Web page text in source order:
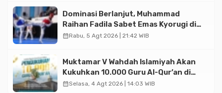
Dominasi Berlanjut, Muhammad
Raihan Fadila Sabet Emas Kyorugi di
Asian Taekwondo Indonesia Open
calendar_monthRabu, 5 Agt 2026 | 21:42 WIB
Muktamar V Wahdah Islamiyah Akan
Kukuhkan 10.000 Guru Al-Qur’an di
Masjid Istiqlal
calendar_monthSelasa, 4 Agt 2026 | 14:03 WIB